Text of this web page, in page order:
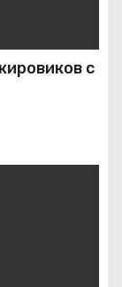
с